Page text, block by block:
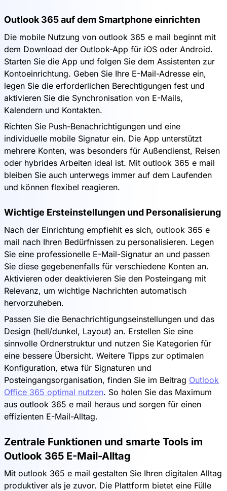
Outlook 365 auf dem Smartphone einrichten
Die mobile Nutzung von outlook 365 e mail beginnt mit
dem Download der Outlook-App für iOS oder Android.
Starten Sie die App und folgen Sie dem Assistenten zur
Kontoeinrichtung. Geben Sie Ihre E-Mail-Adresse ein,
legen Sie die erforderlichen Berechtigungen fest und
aktivieren Sie die Synchronisation von E-Mails,
Kalendern und Kontakten.
Richten Sie Push-Benachrichtigungen und eine
individuelle mobile Signatur ein. Die App unterstützt
mehrere Konten, was besonders für Außendienst, Reisen
oder hybrides Arbeiten ideal ist. Mit outlook 365 e mail
bleiben Sie auch unterwegs immer auf dem Laufenden
und können flexibel reagieren.
Wichtige Ersteinstellungen und Personalisierung
Nach der Einrichtung empfiehlt es sich, outlook 365 e
mail nach Ihren Bedürfnissen zu personalisieren. Legen
Sie eine professionelle E-Mail-Signatur an und passen
Sie diese gegebenenfalls für verschiedene Konten an.
Aktivieren oder deaktivieren Sie den Posteingang mit
Relevanz, um wichtige Nachrichten automatisch
hervorzuheben.
Passen Sie die Benachrichtigungseinstellungen und das
Design (hell/dunkel, Layout) an. Erstellen Sie eine
sinnvolle Ordnerstruktur und nutzen Sie Kategorien für
eine bessere Übersicht. Weitere Tipps zur optimalen
Konfiguration, etwa für Signaturen und
Posteingangsorganisation, finden Sie im Beitrag Outlook
Office 365 optimal nutzen. So holen Sie das Maximum
aus outlook 365 e mail heraus und sorgen für einen
effizienten E-Mail-Alltag.
Zentrale Funktionen und smarte Tools im
Outlook 365 E-Mail-Alltag
Mit outlook 365 e mail gestalten Sie Ihren digitalen Alltag
produktiver als je zuvor. Die Plattform bietet eine Fülle